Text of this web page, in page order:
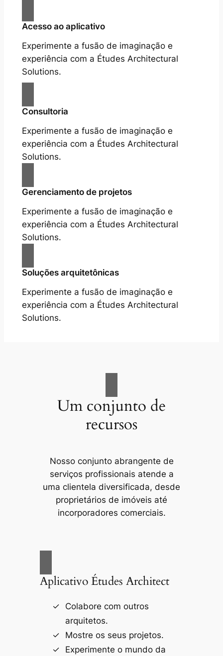
Acesso ao aplicativo
Experimente a fusão de imaginação e
experiência com a Études Architectural
Solutions.
Consultoria
Experimente a fusão de imaginação e
experiência com a Études Architectural
Solutions.
Gerenciamento de projetos
Experimente a fusão de imaginação e
experiência com a Études Architectural
Solutions.
Soluções arquitetônicas
Experimente a fusão de imaginação e
experiência com a Études Architectural
Solutions.
Um conjunto de
recursos
Nosso conjunto abrangente de
serviços profissionais atende a
uma clientela diversificada, desde
proprietários de imóveis até
incorporadores comerciais.
Aplicativo Études Architect
Colabore com outros
arquitetos.
Mostre os seus projetos.
Experimente o mundo da